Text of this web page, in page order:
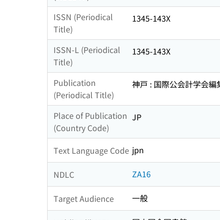
ISSN (Periodical
Title)
1345-143X
ISSN-L (Periodical
Title)
1345-143X
Publication
(Periodical Title)
神戸 : 国際公会計学会編
Place of Publication
(Country Code)
JP
Text Language Code jpn
NDLC ZA16
Target Audience 一般